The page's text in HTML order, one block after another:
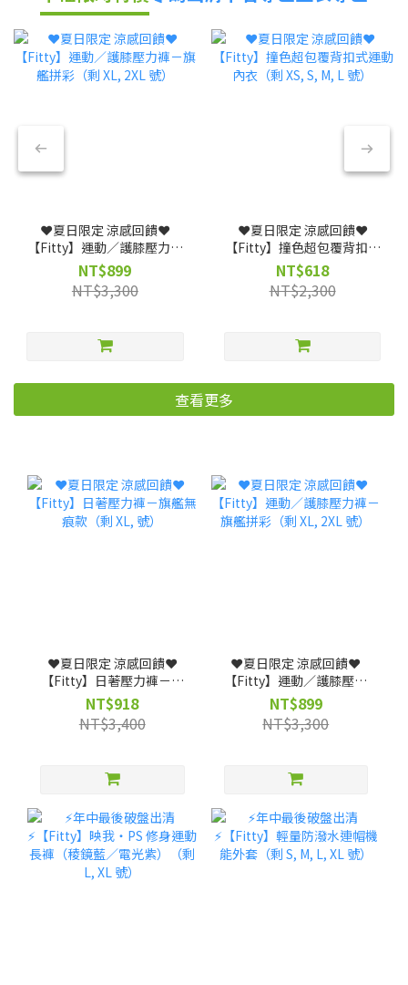
❤️夏日限定 涼感回饋❤️
【Fitty】運動／護膝壓力褲
－旗艦拼彩（剩 XL, 2XL 號）
NT$899
NT$3,300
❤️夏日限定 涼感回饋❤️
【Fitty】撞色超包覆背扣式
運動內衣（剩 XS, S, M, L
號）
NT$618
NT$2,300
查看更多
❤️夏日限定 涼感回饋❤️
【Fitty】日著壓力褲－旗
艦無痕款（剩 XL, 號）
NT$918
NT$3,400
❤️夏日限定 涼感回饋❤️
【Fitty】運動／護膝壓力
褲－旗艦拼彩（剩 XL, 2XL
號）
NT$899
NT$3,300